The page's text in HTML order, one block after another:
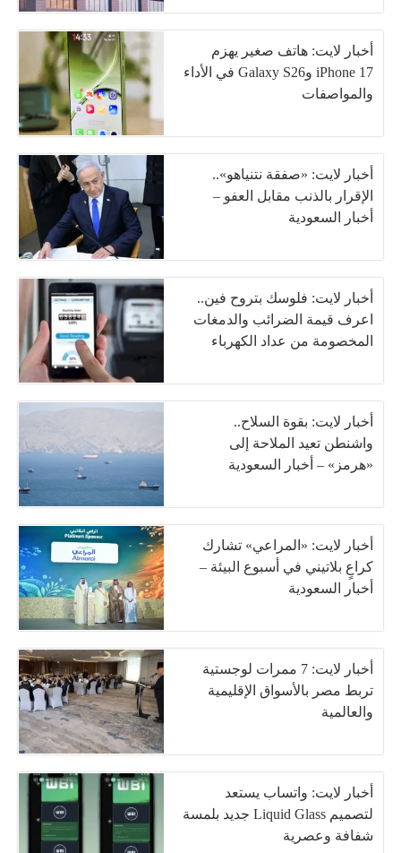
أخبار لايت: هاتف صغير يهزم
iPhone 17 وGalaxy S26 في الأداء
والمواصفات
أخبار لايت: «صفقة نتنياهو»..
الإقرار بالذنب مقابل العفو –
أخبار السعودية
أخبار لايت: فلوسك بتروح فين..
اعرف قيمة الضرائب والدمغات
المخصومة من عداد الكهرباء
أخبار لايت: بقوة السلاح..
واشنطن تعيد الملاحة إلى
«هرمز» – أخبار السعودية
أخبار لايت: «المراعي» تشارك
كراعٍ بلاتيني في أسبوع البيئة –
أخبار السعودية
أخبار لايت: 7 ممرات لوجستية
تربط مصر بالأسواق الإقليمية
والعالمية
أخبار لايت: واتساب يستعد
لتصميم Liquid Glass جديد بلمسة
شفافة وعصرية